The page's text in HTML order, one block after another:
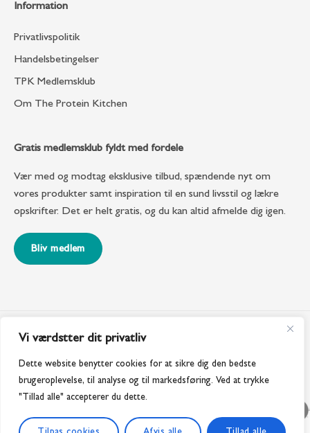
Vi værdstter dit privatliv
Dette website benytter cookies for at sikre dig den bedste
brugeroplevelse, til analyse og til markedsføring. Ved at trykke
"Tillad alle" accepterer du dette.
Information
Privatlivspolitik
Handelsbetingelser
TPK Medlemsklub
Om The Protein Kitchen
Gratis medlemsklub fyldt med fordele
Vær med og modtag eksklusive tilbud, spændende nyt om
vores produkter samt inspiration til en sund livsstil og lækre
opskrifter. Det er helt gratis, og du kan altid afmelde dig igen.
Bliv medlem